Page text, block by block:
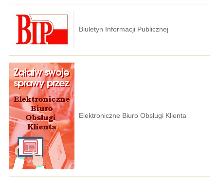
Biuletyn Informacji Publicznej
Elektroniczne Biuro Obsługi Klienta